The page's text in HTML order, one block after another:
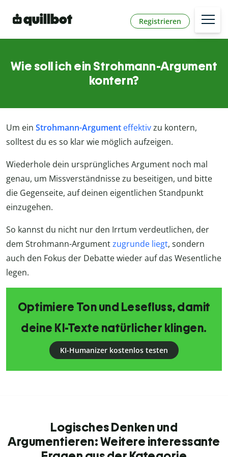
Registrieren
Wie soll ich ein Strohmann-Argument
kontern?
Um ein Strohmann-Argument effektivzu kontern,
solltest du es so klar wie möglich aufzeigen.
Wiederhole dein ursprüngliches Argument noch mal
genau, um Missverständnisse zu beseitigen, und bitte
die Gegenseite, auf deinen eigentlichen Standpunkt
einzugehen.
So kannst du nicht nur den Irrtum verdeutlichen, der
dem Strohmann-Argumentzugrunde liegt, sondern
auch den Fokus der Debatte wieder auf das Wesentliche
legen.
Optimiere Ton und Lesefluss, damit
deine KI-Texte natürlicher klingen.
KI-Humanizer kostenlos testen
Logisches Denken und
Argumentieren: Weitere interessante